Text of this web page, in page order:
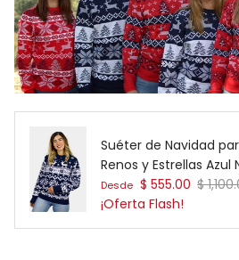
Suéter de Navidad
Renos y Estrellas Azul
Precio de venta
Desde $ 555.00 Precio
$
¡Oferta Flash!